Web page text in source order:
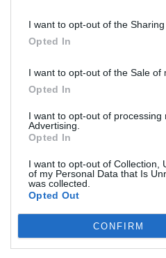
I want to opt-out of the
Opted In
I want to opt-out of the Sale of
Opted In
I want to opt-out of
Advertising.
Opted In
I want to opt-out of Collection,
of my Personal Data that Is
was collected.
Opted Out
CONFIRM
Apie skyrybas
Akramavičiumi
prabilusi O.
sulaukė garsių
bičiulių